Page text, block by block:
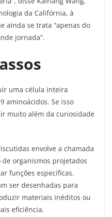
da Califórnia, à
ainda se trata “apenas do
jornada”.
uma célula inteira
aminoácidos. Se isso
muito além da curiosidade
envolve a chamada
organismos projetados
funções específicas.
ser desenhadas para
materiais inéditos ou
eficiência.